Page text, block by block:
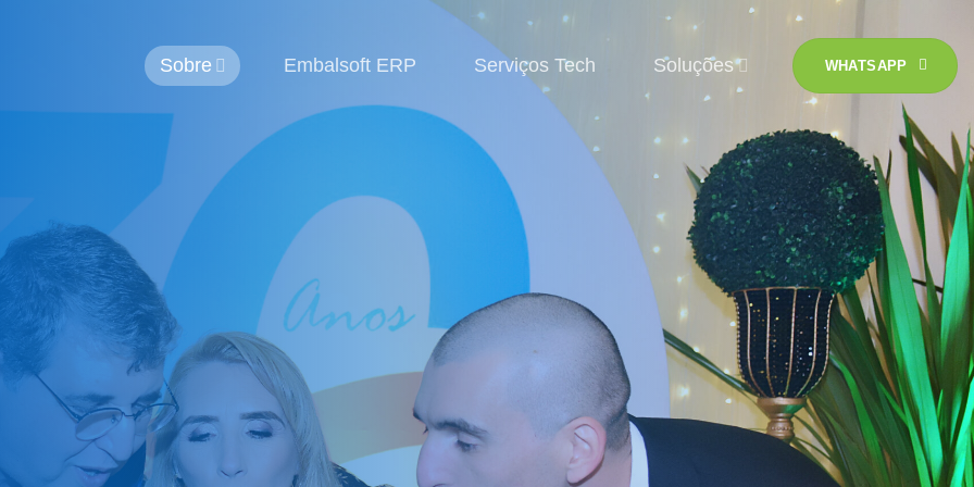
Sobre Embalsoft ERP Serviços Tech Soluções WHATSAPP